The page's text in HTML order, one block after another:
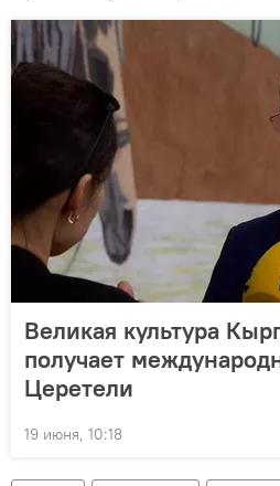
Великая культура
получает
Церетели
19 июня, 10:18